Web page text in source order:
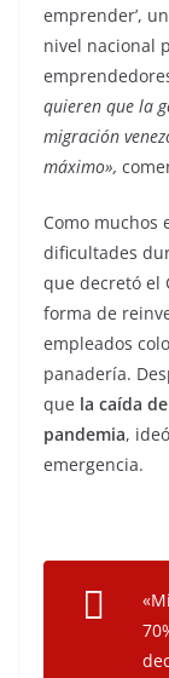
emprender’,
nivel nacional
quieren que la
migración
máximo»,
Como muchos
dificultades
que decretó el
forma de
empleados
panadería.
que la caída
pandemia,
emergencia.